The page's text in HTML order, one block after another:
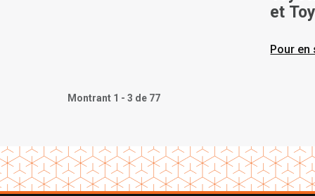
et
Pour en
Montrant 1 - 3 de 77